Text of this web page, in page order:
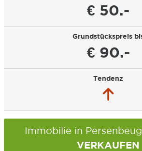
€ 50.-
Grundstückspreis
€ 90.-
Tendenz
Immobilie in
VERKAUFEN